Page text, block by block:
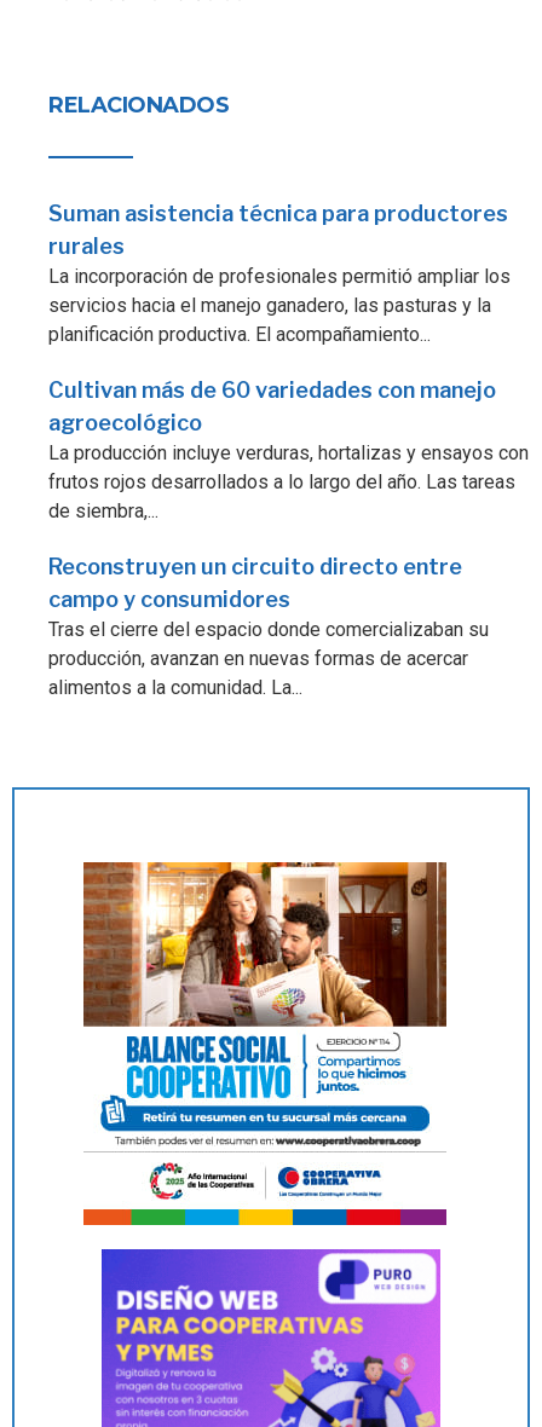
RELACIONADOS
Suman asistencia técnica para productores
rurales
La incorporación de profesionales permitió ampliar los
servicios hacia el manejo ganadero, las pasturas y la
planificación productiva. El acompañamiento...
Cultivan más de 60 variedades con manejo
agroecológico
La producción incluye verduras, hortalizas y ensayos con
frutos rojos desarrollados a lo largo del año. Las tareas
de siembra,...
Reconstruyen un circuito directo entre
campo y consumidores
Tras el cierre del espacio donde comercializaban su
producción, avanzan en nuevas formas de acercar
alimentos a la comunidad. La...